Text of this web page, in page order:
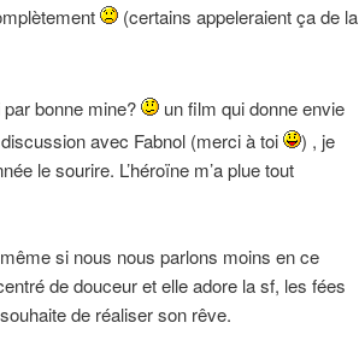
(certains appeleraient ça de la
bonne mine?
un film qui donne envie
avec Fabnol (merci à toi
) , je
le sourire. L’héroïne m’a plue tout
si nous nous parlons moins en ce
de douceur et elle adore la sf, les fées
de réaliser son rêve.